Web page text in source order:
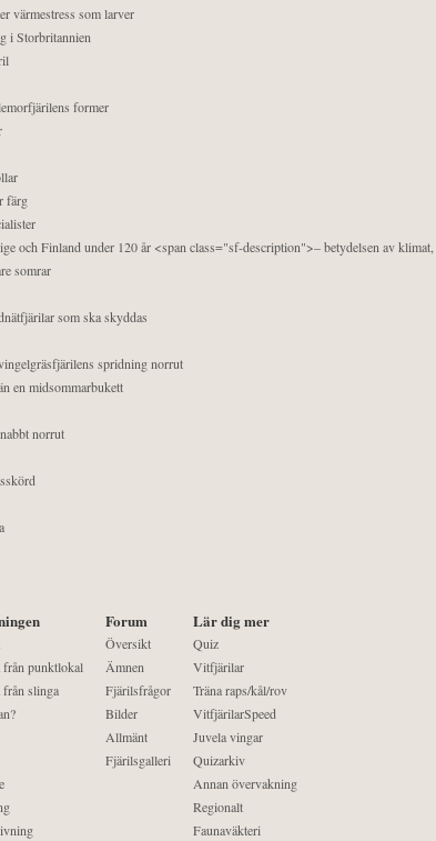
värmestress som larver
i Storbritannien
former
färg
och Finland under 120 år <span class="sf-description">– betydelsen av
somrar
som ska skyddas
spridning norrut
en midsommarbukett
norrut
från punktlokal
från slinga
Forum
Översikt
Ämnen
Fjärilsfrågor
Bilder
Allmänt
Fjärilsgalleri
Lär dig mer
Quiz
Vitfjärilar
Träna raps/kål/rov
VitfjärilarSpeed
Juvela vingar
Quizarkiv
Annan övervakning
Regionalt
Faunaväkteri